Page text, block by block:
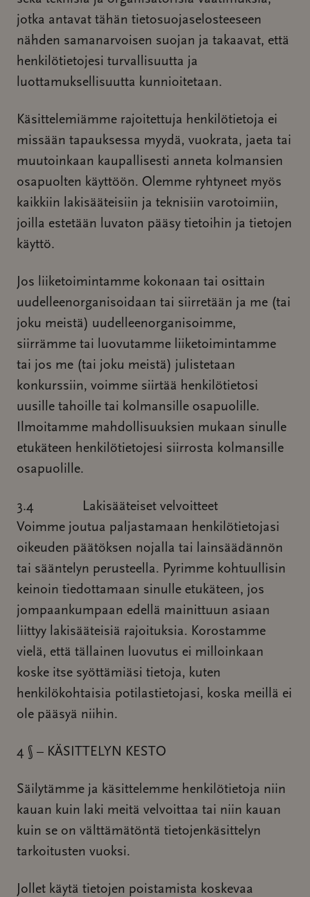
jotka antavat tähän tietosuojaselosteeseen
nähden samanarvoisen suojan ja takaavat, että
henkilötietojesi turvallisuutta ja
luottamuksellisuutta kunnioitetaan.
Käsittelemiämme rajoitettuja henkilötietoja ei
missään tapauksessa myydä, vuokrata, jaeta tai
muutoinkaan kaupallisesti anneta kolmansien
osapuolten käyttöön. Olemme ryhtyneet myös
kaikkiin lakisääteisiin ja teknisiin varotoimiin,
joilla estetään luvaton pääsy tietoihin ja tietojen
käyttö.
Jos liiketoimintamme kokonaan tai osittain
uudelleenorganisoidaan tai siirretään ja me (tai
joku meistä) uudelleenorganisoimme,
siirrämme tai luovutamme liiketoimintamme
tai jos me (tai joku meistä) julistetaan
konkurssiin, voimme siirtää henkilötietosi
uusille tahoille tai kolmansille osapuolille.
Ilmoitamme mahdollisuuksien mukaan sinulle
etukäteen henkilötietojesi siirrosta kolmansille
osapuolille.
3.4 Lakisääteiset velvoitteet
Voimme joutua paljastamaan henkilötietojasi
oikeuden päätöksen nojalla tai lainsäädännön
tai sääntelyn perusteella. Pyrimme kohtuullisin
keinoin tiedottamaan sinulle etukäteen, jos
jompaankumpaan edellä mainittuun asiaan
liittyy lakisääteisiä rajoituksia. Korostamme
vielä, että tällainen luovutus ei milloinkaan
koske itse syöttämiäsi tietoja, kuten
henkilökohtaisia potilastietojasi, koska meillä ei
ole pääsyä niihin.
4 § – KÄSITTELYN KESTO
Säilytämme ja käsittelemme henkilötietoja niin
kauan kuin laki meitä velvoittaa tai niin kauan
kuin se on välttämätöntä tietojenkäsittelyn
tarkoitusten vuoksi.
Jollet käytä tietojen poistamista koskevaa